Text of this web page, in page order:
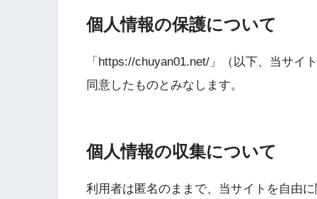
個人情報の保護について
「https://chuyan01.net/」（以下、当サイ
同意したものとみなします。
個人情報の収集について
利用者は匿名のままで、当サイトを自由